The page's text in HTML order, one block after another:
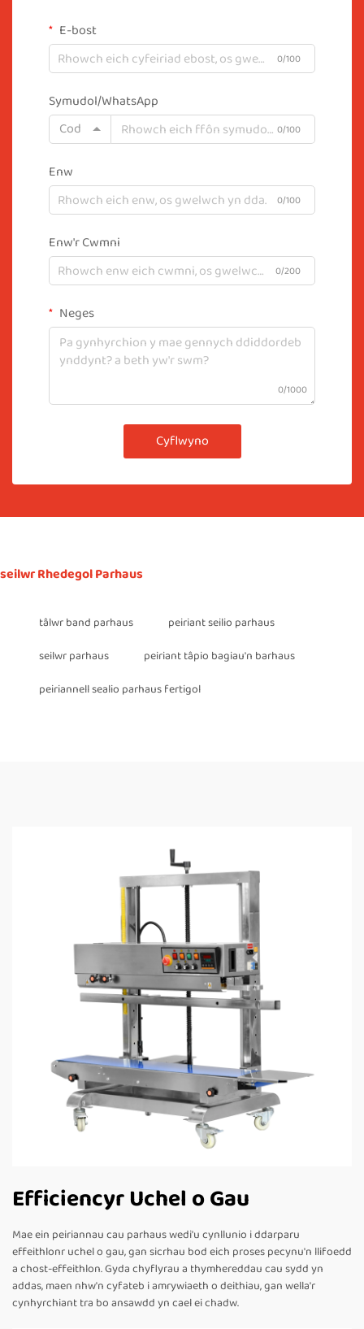
E-bost
0/100
Symudol/WhatsApp
Cod
0/100
Enw
0/100
Enw'r Cwmni
0/200
Neges
0/1000
Cyflwyno
seilwr Rhedegol Parhaus
tâlwr band parhaus
peiriant seilio parhaus
seilwr parhaus
peiriant tâpio bagiau'n barhaus
peiriannell sealio parhaus fertigol
Efficiencyr Uchel o Gau
Mae ein peiriannau cau parhaus wedi'u cynllunio i ddarparu
effeithlonr uchel o gau, gan sicrhau bod eich proses pecynu'n llifoedd
a chost-effeithlon. Gyda chyflyrau a thymhereddau cau sydd yn
addas, maen nhw'n cyfateb i amrywiaeth o deithiau, gan wella'r
cynhyrchiant tra bo ansawdd yn cael ei chadw.